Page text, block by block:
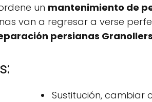
un mantenimiento de
van a regresar a verse
persianas
Sustitución, cambiar